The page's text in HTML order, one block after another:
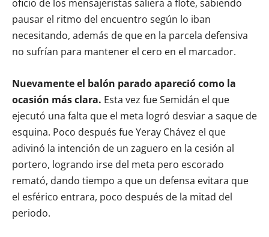
oficio de los mensajeristas saliera a flote, sabiendo
pausar el ritmo del encuentro según lo iban
necesitando, además de que en la parcela defensiva
no sufrían para mantener el cero en el marcador.
Nuevamente el balón parado apareció como la
ocasión más clara. Esta vez fue Semidán el que
ejecutó una falta que el meta logró desviar a saque de
esquina. Poco después fue Yeray Chávez el que
adivinó la intención de un zaguero en la cesión al
portero, logrando irse del meta pero escorado
remató, dando tiempo a que un defensa evitara que
el esférico entrara, poco después de la mitad del
periodo.